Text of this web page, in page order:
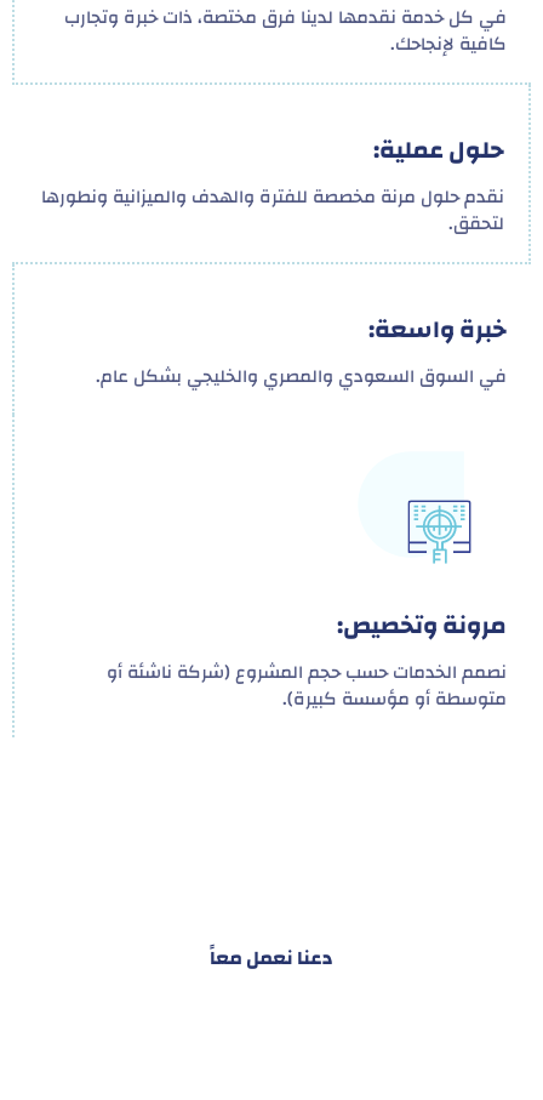
في كل خدمة نقدمها لدينا فرق مختصة، ذات خبرة وتجارب
كافية لإنجاحك.
حلول عملية:
نقدم حلول مرنة مخصصة للفترة والهدف والميزانية ونطورها
لتحقق.
خبرة واسعة:
في السوق السعودي والمصري والخليجي بشكل عام.
مرونة وتخصيص:
نصمم الخدمات حسب حجم المشروع (شركة ناشئة أو
متوسطة أو مؤسسة كبيرة).
دعنا نعمل معاً